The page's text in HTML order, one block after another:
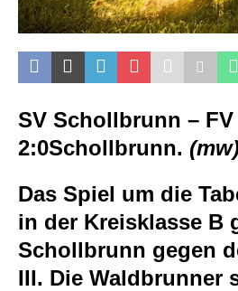
SV Schollbrunn – FV
2:0Schollbrunn.
Das Spiel um die
in der Kreisklasse B
Schollbrunn gegen
III. Die Waldbrunner